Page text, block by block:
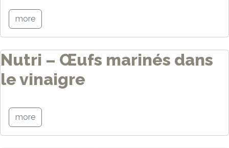
more
Nutri – Œufs marinés dans
le vinaigre
more